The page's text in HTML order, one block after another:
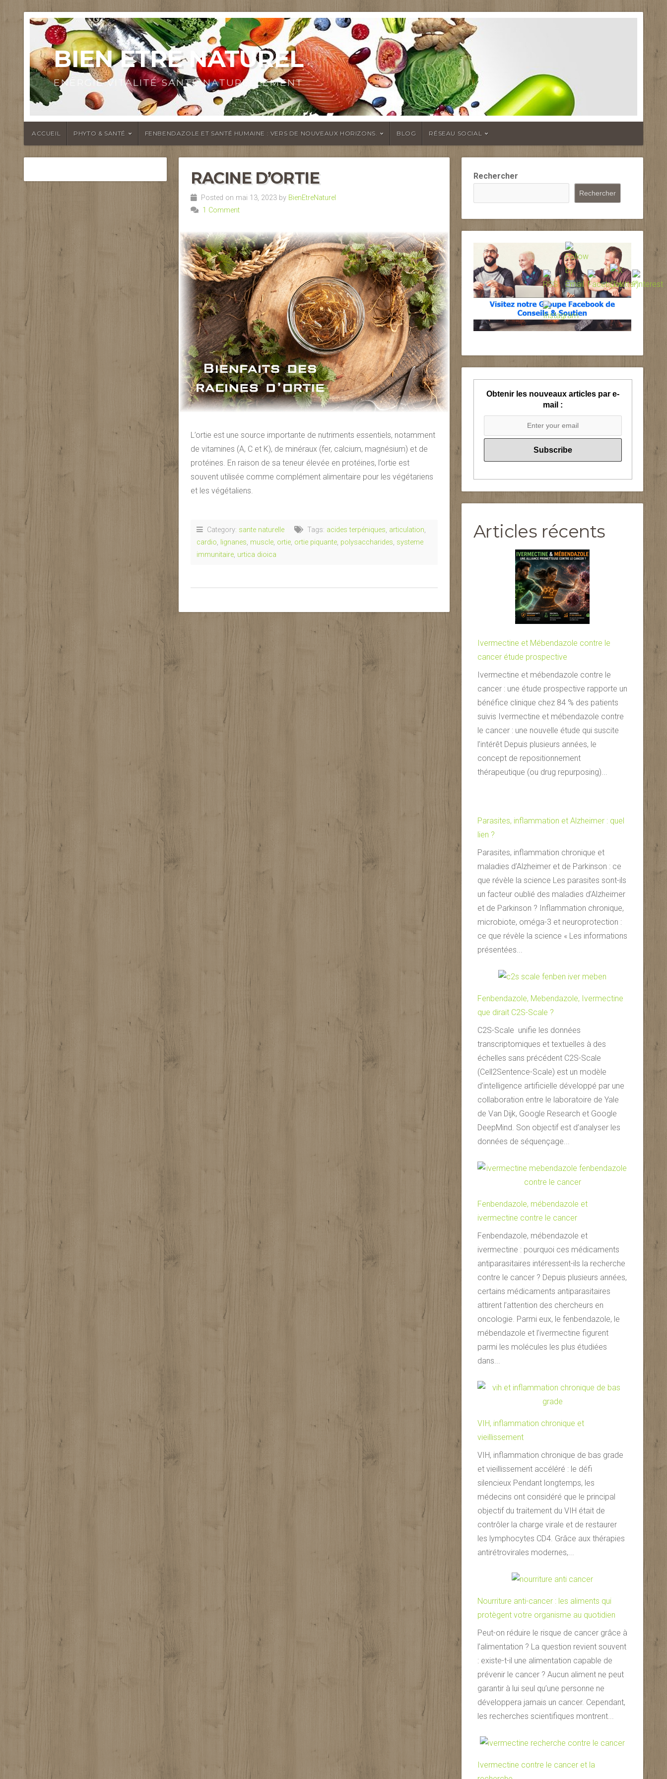
BIEN ETRE NATUREL
ENERGIE VITALITÉ SANTÉ NATURELLEMENT
ACCUEIL PHYTO & SANTÉ FENBENDAZOLE ET SANTÉ HUMAINE : VERS DE NOUVEAUX HORIZONS. BLOG RÉSEAU SOCIAL
RACINE D’ORTIE
Posted on mai 13, 2023 by BienEtreNaturel
1 Comment
L’ortie est une source importante de nutriments essentiels, notamment
de vitamines (A, C et K), de minéraux (fer, calcium, magnésium) et de
protéines. En raison de sa teneur élevée en protéines, l’ortie est
souvent utilisée comme complément alimentaire pour les végétariens
et les végétaliens.
Category: sante naturelle Tags: acides terpéniques, articulation,
cardio, lignanes, muscle, ortie, ortie piquante, polysaccharides, systeme
immunitaire, urtica dioica
Rechercher
Rechercher
Obtenir les nouveaux articles par e-
mail :
Articles récents
Ivermectine et Mébendazole contre le
cancer étude prospective
Ivermectine et mébendazole contre le
cancer : une étude prospective rapporte un
bénéfice clinique chez 84 % des patients
suivis Ivermectine et mébendazole contre
le cancer : une nouvelle étude qui suscite
l’intérêt Depuis plusieurs années, le
concept de repositionnement
thérapeutique (ou drug repurposing)...
Parasites, inflammation et Alzheimer : quel
lien ?
Parasites, inflammation chronique et
maladies d’Alzheimer et de Parkinson : ce
que révèle la science Les parasites sont-ils
un facteur oublié des maladies d’Alzheimer
et de Parkinson ? Inflammation chronique,
microbiote, oméga-3 et neuroprotection :
ce que révèle la science « Les informations
présentées...
Fenbendazole, Mebendazole, Ivermectine
que dirait C2S-Scale ?
C2S-Scale unifie les données
transcriptomiques et textuelles à des
échelles sans précédent C2S-Scale
(Cell2Sentence-Scale) est un modèle
d’intelligence artificielle développé par une
collaboration entre le laboratoire de Yale
de Van Dijk, Google Research et Google
DeepMind. Son objectif est d’analyser les
données de séquençage...
Fenbendazole, mébendazole et
ivermectine contre le cancer
Fenbendazole, mébendazole et
ivermectine : pourquoi ces médicaments
antiparasitaires intéressent-ils la recherche
contre le cancer ? Depuis plusieurs années,
certains médicaments antiparasitaires
attirent l’attention des chercheurs en
oncologie. Parmi eux, le fenbendazole, le
mébendazole et l’ivermectine figurent
parmi les molécules les plus étudiées
dans...
VIH, inflammation chronique et
vieillissement
VIH, inflammation chronique de bas grade
et vieillissement accéléré : le défi
silencieux Pendant longtemps, les
médecins ont considéré que le principal
objectif du traitement du VIH était de
contrôler la charge virale et de restaurer
les lymphocytes CD4. Grâce aux thérapies
antirétrovirales modernes,...
Nourriture anti-cancer : les aliments qui
protègent votre organisme au quotidien
Peut-on réduire le risque de cancer grâce à
l’alimentation ? La question revient souvent
: existe-t-il une alimentation capable de
prévenir le cancer ? Aucun aliment ne peut
garantir à lui seul qu’une personne ne
développera jamais un cancer. Cependant,
les recherches scientifiques montrent...
Ivermectine contre le cancer et la